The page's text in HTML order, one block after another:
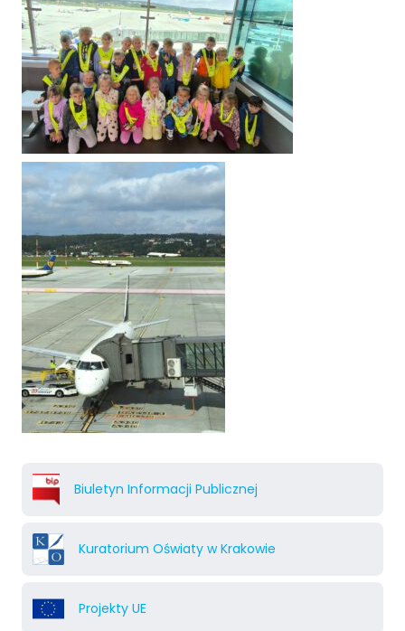
Biuletyn Informacji Publicznej
Kuratorium Oświaty w Krakowie
Projekty UE